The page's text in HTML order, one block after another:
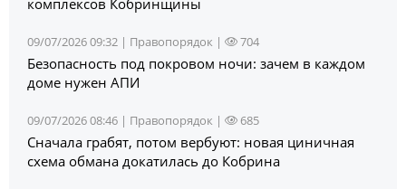
комплексов Кобринщины
09/07/2026 09:32 | Правопорядок | 704
Безопасность под покровом ночи: зачем в каждом
доме нужен АПИ
09/07/2026 08:46 | Правопорядок | 685
Сначала грабят, потом вербуют: новая циничная
схема обмана докатилась до Кобрина